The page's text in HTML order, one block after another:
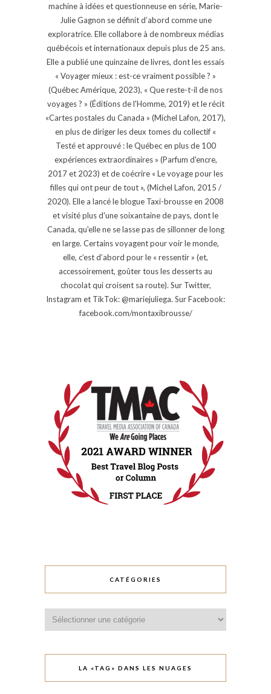
machine à idées et questionneuse en série, Marie-
Julie Gagnon se définit d’abord comme une
exploratrice. Elle collabore à de nombreux médias
québécois et internationaux depuis plus de 25 ans.
Elle a publié une quinzaine de livres, dont les essais
« Voyager mieux : est-ce vraiment possible ? »
(Québec Amérique, 2023), « Que reste-t-il de nos
voyages ? » (Éditions de l'Homme, 2019) et le récit
«Cartes postales du Canada » (Michel Lafon, 2017),
en plus de diriger les deux tomes du collectif «
Testé et approuvé : le Québec en plus de 100
expériences extraordinaires » (Parfum d'encre,
2017 et 2023) et de coécrire « Le voyage pour les
filles qui ont peur de tout », (Michel Lafon, 2015 /
2020). Elle a lancé le blogue Taxi-brousse en 2008
et visité plus d'une soixantaine de pays, dont le
Canada, qu'elle ne se lasse pas de sillonner de long
en large. Certains voyagent pour voir le monde,
elle, c’est d’abord pour le « ressentir » (et,
accessoirement, goûter tous les desserts au
chocolat qui croisent sa route). Sur Twitter,
Instagram et TikTok: @mariejuliega. Sur Facebook:
facebook.com/montaxibrousse/
CATÉGORIES
LA «TAG» DANS LES NUAGES